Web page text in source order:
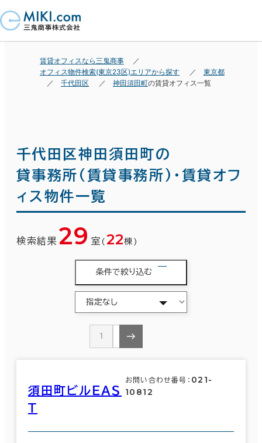
賃貸オフィスなら三鬼商事
オフィス物件検索(東京23区)エリアから探す
東京都
千代田区
神田須田町の賃貸オフィス一覧
千代田区神田須田町の
貸事務所(賃貸事務所)・賃貸オフ
ィス物件一覧
検索結果 29 室 ( 22棟)
条件で絞り込む
1 2
須田町ビルＥＡＳ
Ｔ
お問い合わせ番号： 021-
10812